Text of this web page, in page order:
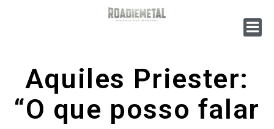
Aquiles Priester:
“O que posso falar